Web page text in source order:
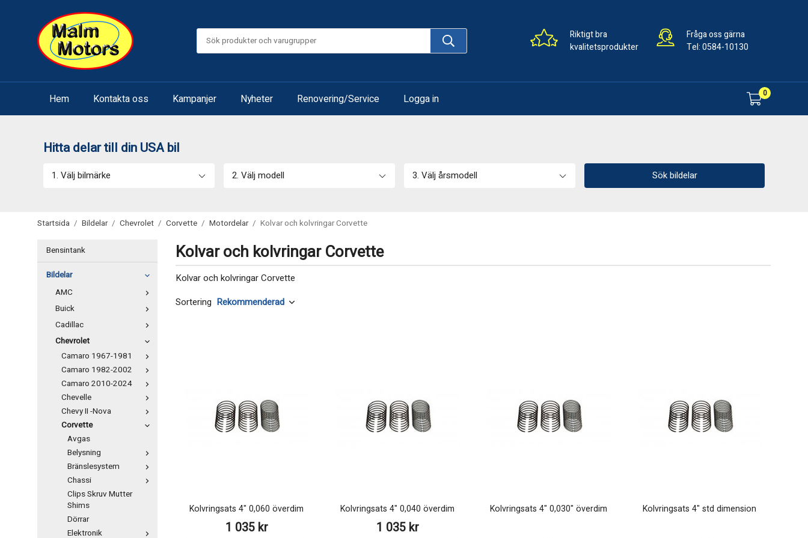
Riktigt bra
kvalitetsprodukter
Fråga oss gärna
Tel:0584-10130
Hem Kontakta oss Kampanjer Nyheter Renovering/Service Logga in 0
Hitta delar till din USA bil
1. Välj bilmärke 2. Välj modell 3. Välj årsmodell Sök bildelar
Startsida / Bildelar / Chevrolet / Corvette / Motordelar / Kolvar och kolvringar Corvette
Bensintank
Bildelar
AMC
Buick
Cadillac
Chevrolet
Camaro 1967-1981
Camaro 1982-2002
Camaro 2010-2024
Chevelle
Chevy II -Nova
Corvette
Avgas
Belysning
Bränslesystem
Chassi
Clips Skruv Mutter
Shims
Dörrar
Elektronik
Kolvar och kolvringar Corvette
Kolvar och kolvringar Corvette
Sortering
Kolvringsats 4" 0,060 överdim
1 035 kr
Kolvringsats 4" 0,040 överdim
1 035 kr
Kolvringsats 4" 0,030" överdim Kolvringsats 4" std dimension